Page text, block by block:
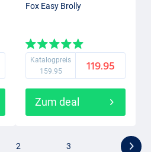
Fox Easy Brolly
Katalogpreis
159.95
119.95
Zum deal
2 3